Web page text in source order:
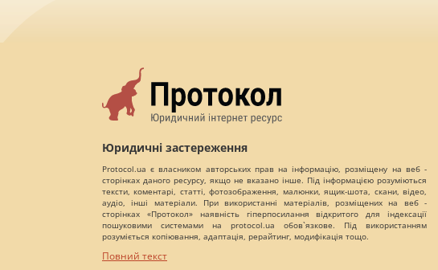
Юридичні застереження
Protocol.ua є власником авторських прав на інформацію, розміщену на веб -
сторінках даного ресурсу, якщо не вказано інше. Під інформацією розуміються
тексти, коментарі, статті, фотозображення, малюнки, ящик-шота, скани, відео,
аудіо, інші матеріали. При використанні матеріалів, розміщених на веб -
сторінках «Протокол» наявність гіперпосилання відкритого для індексації
пошуковими системами на protocol.ua обов`язкове. Під використанням
розуміється копіювання, адаптація, рерайтинг, модифікація тощо.
Повний текст